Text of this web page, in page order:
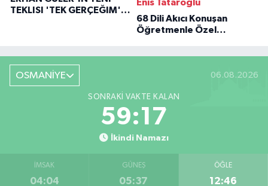
TEKLISI 'TEK GERÇEĞIM'LE
Enis Tataroğlu
68 Dili Akıcı Konuşan
Öğretmenle Özel
OSMANİYE 06.08.2026
SONRAKI VAKTE KALAN
59:15
İkindi Namazı
İMSAK
04:04
GÜNEŞ
05:37
ÖĞLE
12:46